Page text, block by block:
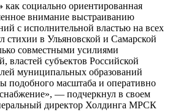
как социально ориентированная
внимание выстраиванию
с исполнительной властью на всех
стихии в Ульяновской и Самарской
совместными усилиями
властей субъектов Российской
муниципальных образований
подобного масштаба и оперативно
— подчеркнул в своем
директор Холдинга МРСК